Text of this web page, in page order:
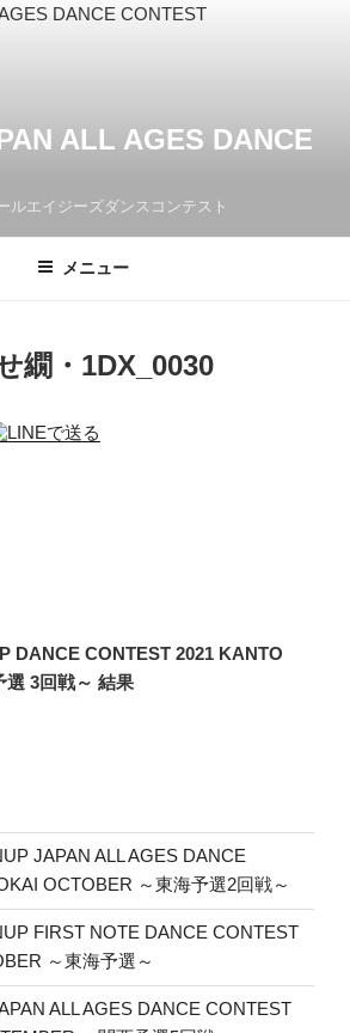
ALL AGES DANCE
ルエイジーズダンスコンテスト
メニュー
繝・1DX_0030
DANCE CONTEST 2021 KANTO
選 3回戦～ 結果
JAPAN ALL AGES DANCE
OCTOBER ～東海予選2回戦～
FIRST NOTE DANCE CONTEST
～東海予選～
ALL AGES DANCE CONTEST